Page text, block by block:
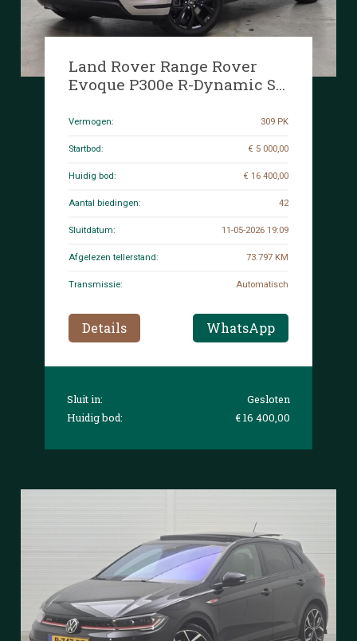
Land Rover Range Rover
Evoque P300e R-Dynamic SE
B
Vermogen: 309 PK
Startbod: € 5 000,00
Huidig bod: € 16 400,00
Aantal biedingen: 42
Sluitdatum: 11-05-2026 19:09
Afgelezen tellerstand: 73.797 KM
Transmissie: Automatisch
Details WhatsApp
Sluit in:
Gesloten
Huidig bod:
€ 16 400,00